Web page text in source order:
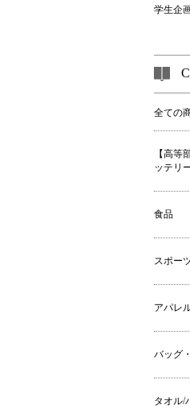
学生企
全ての
【高等
ッテリー
食品
スポー
アパレ
バッグ
タオル/